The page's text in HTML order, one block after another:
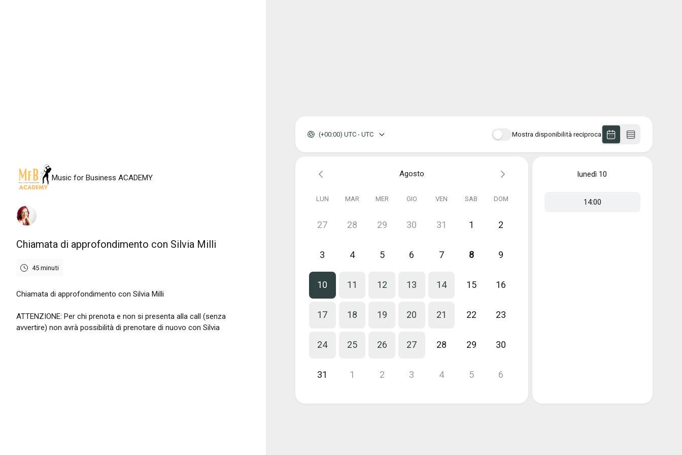
Music for Business ACADEMY
Chiamata di approfondimento con Silvia Milli
45 minuti
Chiamata di approfondimento con Silvia Milli
ATTENZIONE: Per chi prenota e non si presenta alla call (senza
avvertire) non avrà possibilità di prenotare di nuovo con Silvia
Mostra disponibilità reciproca
(+00:00) UTC - UTC
Agosto
LUN MAR MER GIO VEN SAB DOM
27 28 29 30 31 1 2
3 4 5 6 7 8 9
10 11 12 13 14 15 16
17 18 19 20 21 22 23
24 25 26 27 28 29 30
31 1 2 3 4 5 6
lunedì 10
14:00